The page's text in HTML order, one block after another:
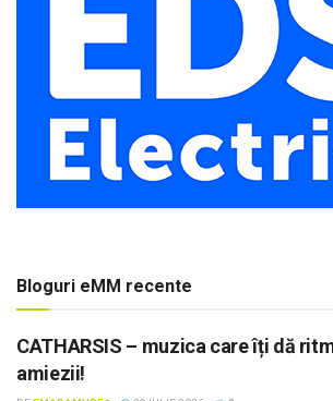
Bloguri eMM recente
CATHARSIS – muzica care îți dă
amiezii!